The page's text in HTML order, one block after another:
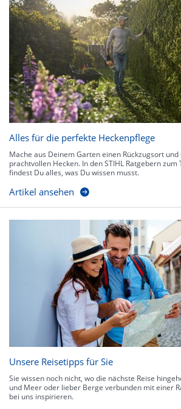
Alles für die perfekte Heckenpflege
Mache aus Deinem Garten einen Rückzugsort
prachtvollen Hecken. In den STIHL Ratgebern
findest Du alles, was Du wissen musst.
Artikel ansehen
Unsere Reisetipps für Sie
Sie wissen noch nicht, wo die nächste Reise
und Meer oder lieber Berge verbunden mit einer
bei uns inspirieren.